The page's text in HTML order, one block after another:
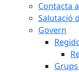
Contacta
Salutació
Govern